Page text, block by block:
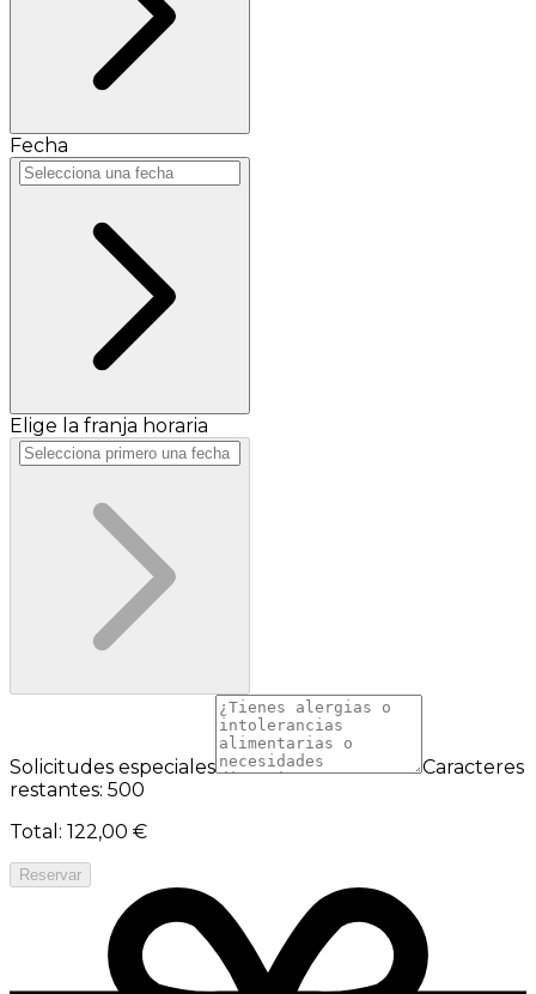
Fecha
Elige la franja horaria
Solicitudes especiales
Caracteres
restantes: 500
Total : 122,00 €
Reservar